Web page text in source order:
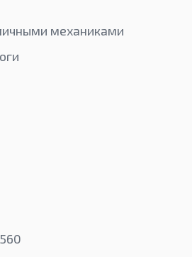
механиками